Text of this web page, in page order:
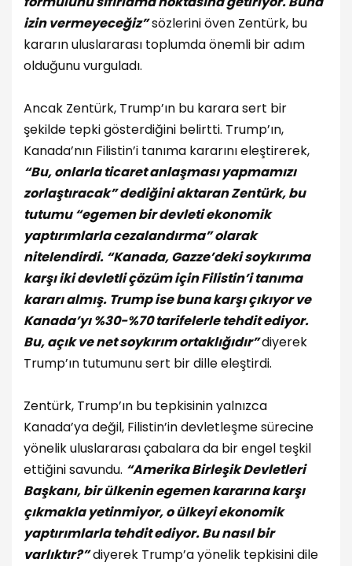
izin vermeyeceğiz”sözlerini öven Zentürk, bu
kararın uluslararası toplumda önemli bir adım
olduğunu vurguladı.
Ancak Zentürk, Trump’ın bu karara sert bir
şekilde tepki gösterdiğini belirtti. Trump’ın,
Kanada’nın Filistin’i tanıma kararını eleştirerek,
“Bu, onlarla ticaret anlaşması yapmamızı
zorlaştıracak” dediğini aktaran Zentürk, bu
tutumu “egemen bir devleti ekonomik
yaptırımlarla cezalandırma” olarak
nitelendirdi. “Kanada, Gazze’deki soykırıma
karşı iki devletli çözüm için Filistin’i tanıma
kararı almış. Trump ise buna karşı çıkıyor ve
Kanada’yı %30-%70 tarifelerle tehdit ediyor.
Bu, açık ve net soykırım ortaklığıdır”diyerek
Trump’ın tutumunu sert bir dille eleştirdi.
Zentürk, Trump’ın bu tepkisinin yalnızca
Kanada’ya değil, Filistin’in devletleşme sürecine
yönelik uluslararası çabalara da bir engel teşkil
ettiğini savundu. “Amerika Birleşik Devletleri
Başkanı, bir ülkenin egemen kararına karşı
çıkmakla yetinmiyor, o ülkeyi ekonomik
yaptırımlarla tehdit ediyor. Bu nasıl bir
varlıktır?”diyerek Trump’a yönelik tepkisini dile